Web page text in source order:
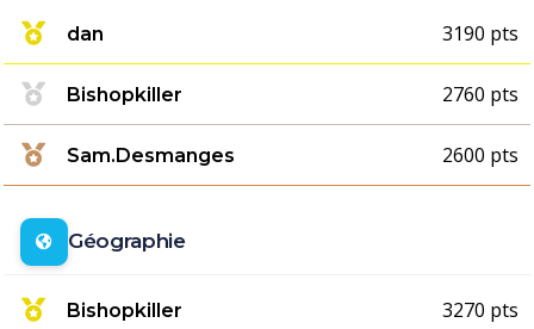
dan 3190 pts
Bishopkiller 2760 pts
Sam.Desmanges 2600 pts
Géographie
Bishopkiller 3270 pts